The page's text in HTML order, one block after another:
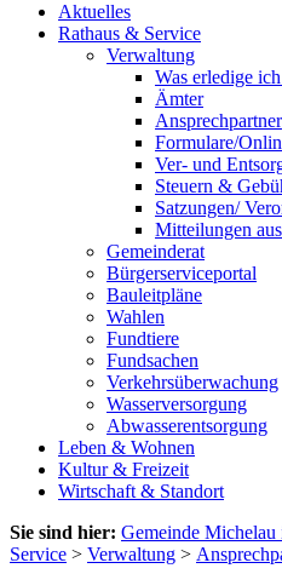
Aktuelles
Rathaus & Service
Verwaltung
Was erledige
Ämter
Ansprechpartner
Formulare/
Ver- und
Steuern &
Satzungen/
Mitteilungen
Gemeinderat
Bürgerserviceportal
Bauleitpläne
Wahlen
Fundtiere
Fundsachen
Verkehrsüberwachung
Wasserversorgung
Abwasserentsorgung
Leben & Wohnen
Kultur & Freizeit
Wirtschaft & Standort
Sie sind hier: Gemeinde Michelau
Service > Verwaltung >